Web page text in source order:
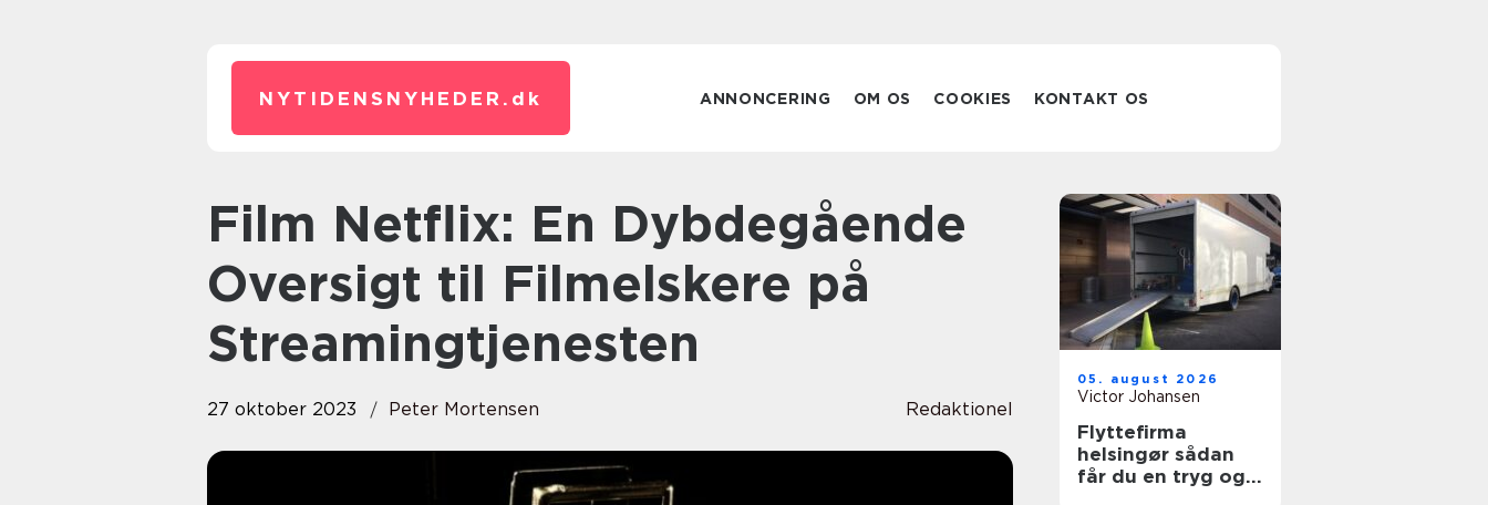
NYTIDENSNYHEDER. dk ANNONCERING OM OS COOKIES KONTAKT OS
Film Netflix: En Dybdegående
Oversigt til Filmelskere på
Streamingtjenesten
27 oktober 2023 Peter Mortensen Redaktionel
05. august 2026
Victor Johansen
Flyttefirma
helsingør sådan
får du en tryg og